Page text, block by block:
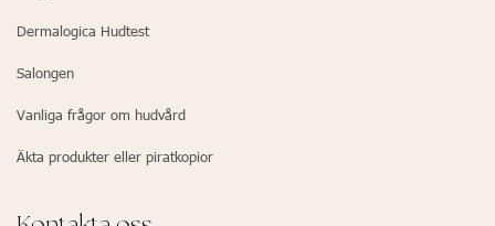
Dermalogica Hudtest
Salongen
Vanliga frågor om hudvård
Äkta produkter eller piratkopior